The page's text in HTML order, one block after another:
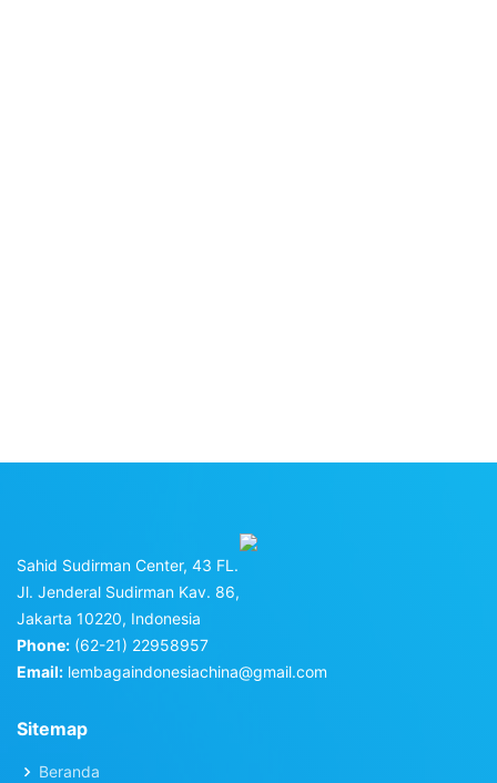
Sahid Sudirman Center, 43 FL.
Jl. Jenderal Sudirman Kav. 86,
Jakarta 10220, Indonesia
Phone: (62-21) 22958957
Email: lembagaindonesiachina@gmail.com
Sitemap
Beranda